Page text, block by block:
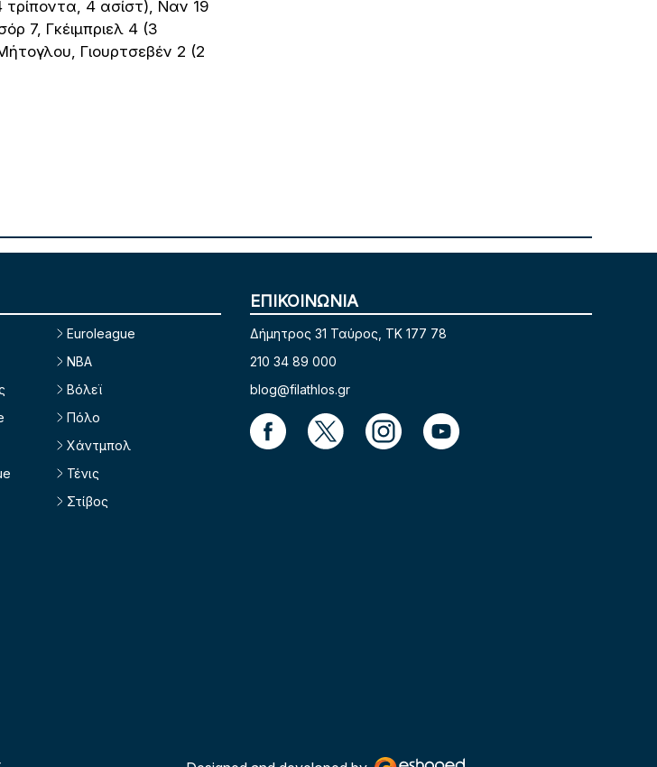
4 ασίστ), Ναν 19
7, Γκέιμπριελ 4 (3
Γιουρτσεβέν 2 (2
Euroleague
NBA
Βόλεϊ
Πόλο
Χάντμπολ
Τένις
Στίβος
ΕΠΙΚΟΙΝΩΝΙΑ
Δήμητρος 31 Ταύρος, TK 177 78
210 34 89 000
blog@filathlos.gr